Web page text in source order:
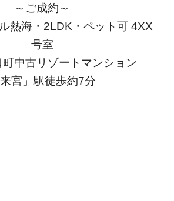
～ご成約～
熱海・2LDK・ペット可 4XX
号室
中古リゾートマンション
来宮」駅徒歩約7分